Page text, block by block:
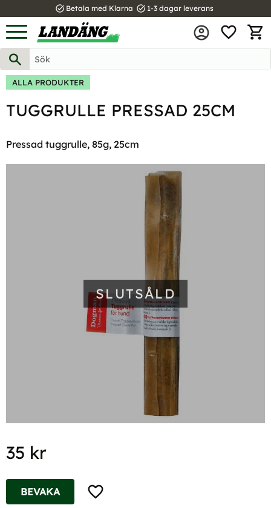
Meny
task_alt Betala med Klarna task_alt 1-3 dagar leverans
ALLA PRODUKTER
TUGGRULLE PRESSAD 25CM
Pressad tuggrulle, 85g, 25cm
SLUTSÅLD
35 kr
Lägg till i favoriter
BEVAKA